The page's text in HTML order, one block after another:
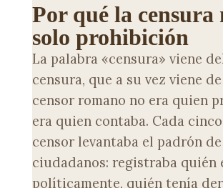
Por qué la censura
solo prohibición
La palabra «censura» viene
censura, que a su vez viene
censor romano no era quien
era quien contaba. Cada
censor levantaba el padrón de
ciudadanos: registraba quién
políticamente, quién tenía